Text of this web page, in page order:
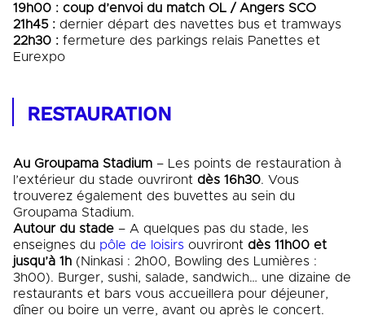
19h00 : coup d’envoi du match OL / Angers SCO
21h45 : dernier départ des navettes bus et tramways
22h30 : fermeture des parkings relais Panettes et
Eurexpo
RESTAURATION
Au Groupama Stadium – Les points de restauration à
l’extérieur du stade ouvriront dès 16h30. Vous
trouverez également des buvettes au sein du
Groupama Stadium.
Autour du stade – A quelques pas du stade, les
enseignes du pôle de loisirs ouvriront dès 11h00 et
jusqu’à 1h (Ninkasi : 2h00, Bowling des Lumières :
3h00). Burger, sushi, salade, sandwich… une dizaine de
restaurants et bars vous accueillera pour déjeuner,
dîner ou boire un verre, avant ou après le concert.